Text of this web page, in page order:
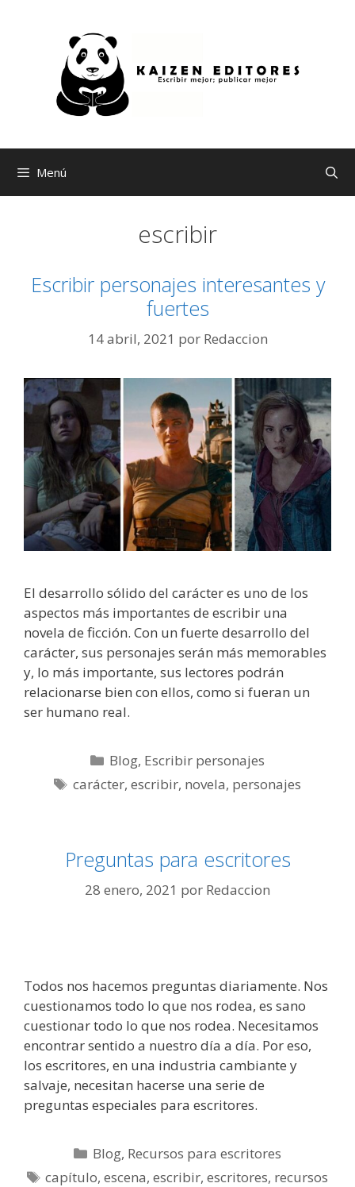
Menú
escribir
Escribir personajes interesantes y
fuertes
14 abril, 2021 por Redaccion
El desarrollo sólido del carácter es uno de los
aspectos más importantes de escribir una
novela de ficción. Con un fuerte desarrollo del
carácter, sus personajes serán más memorables
y, lo más importante, sus lectores podrán
relacionarse bien con ellos, como si fueran un
ser humano real.
Categorías
Blog, Escribir personajes
Etiquetas
carácter, escribir, novela, personajes
Preguntas para escritores
28 enero, 2021 por Redaccion
Todos nos hacemos preguntas diariamente. Nos
cuestionamos todo lo que nos rodea, es sano
cuestionar todo lo que nos rodea. Necesitamos
encontrar sentido a nuestro día a día. Por eso,
los escritores, en una industria cambiante y
salvaje, necesitan hacerse una serie de
preguntas especiales para escritores.
Categorías
Blog, Recursos para escritores
Etiquetas
capítulo,escena,escribir,escritores, recursos